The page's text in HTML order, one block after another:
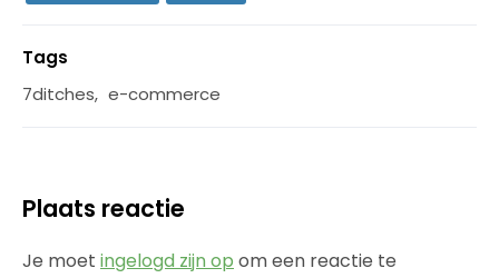
Tags
7ditches, e-commerce
Plaats reactie
Je moet ingelogd zijn op om een reactie te